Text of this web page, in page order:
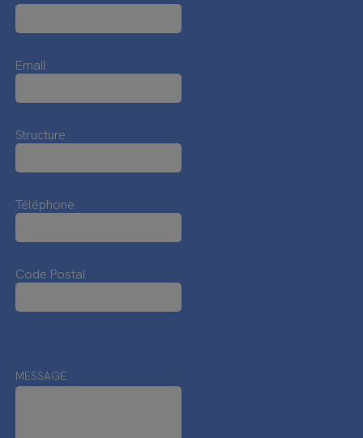
Email
Structure
Téléphone
Code Postal
MESSAGE